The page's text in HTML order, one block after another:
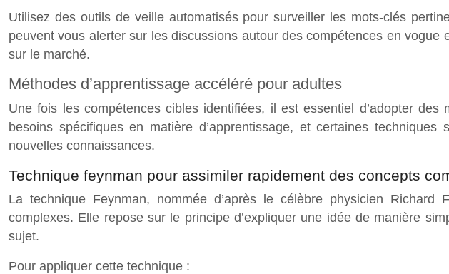
Utilisez des outils de veille automatisés pour surveiller les mots-clés
peuvent vous alerter sur les discussions autour des compétences en
sur le marché.
Méthodes d’apprentissage accéléré pour adultes
Une fois les compétences cibles identifiées, il est essentiel d’adopter
besoins spécifiques en matière d’apprentissage, et certaines
nouvelles connaissances.
Technique feynman pour assimiler rapidement des concepts
La technique Feynman, nommée d’après le célèbre physicien
complexes. Elle repose sur le principe d’expliquer une idée de manière
sujet.
Pour appliquer cette technique :